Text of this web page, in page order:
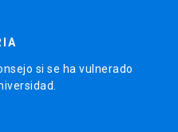
si se ha vulnerado